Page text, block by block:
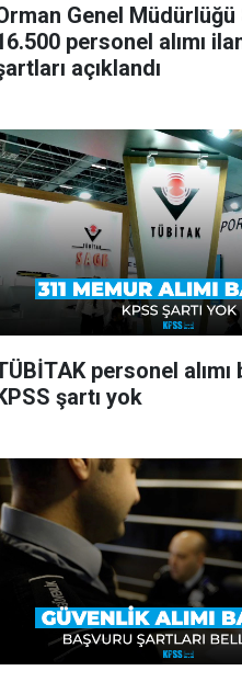
Genel
personel alımı
açıklandı
personel alımı
şartı yok